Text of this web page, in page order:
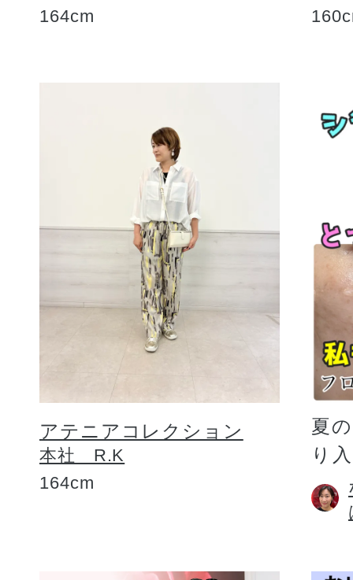
164cm
アテニアコレクション
本社 R.K
164cm
夏
り